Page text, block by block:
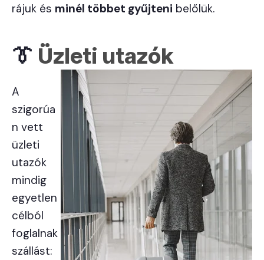
rájuk és minél többet gyűjteni belőlük.
👔 Üzleti utazók
A
szigorúa
n vett
üzleti
utazók
mindig
egyetlen
célból
foglalnak
szállást: